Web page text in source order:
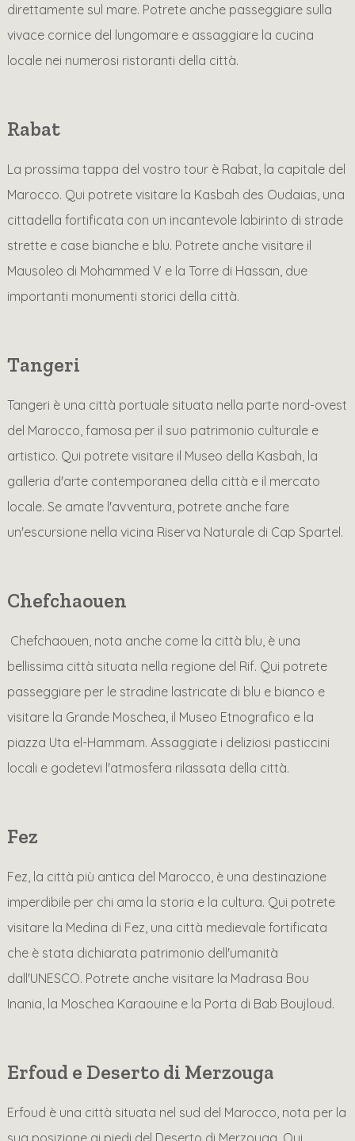
direttamente sul mare. Potrete anche passeggiare sulla
vivace cornice del lungomare e assaggiare la cucina
locale nei numerosi ristoranti della città.
Rabat
La prossima tappa del vostro tour è Rabat, la capitale del
Marocco. Qui potrete visitare la Kasbah des Oudaias, una
cittadella fortificata con un incantevole labirinto di strade
strette e case bianche e blu. Potrete anche visitare il
Mausoleo di Mohammed V e la Torre di Hassan, due
importanti monumenti storici della città.
Tangeri
Tangeri è una città portuale situata nella parte nord-ovest
del Marocco, famosa per il suo patrimonio culturale e
artistico. Qui potrete visitare il Museo della Kasbah, la
galleria d'arte contemporanea della città e il mercato
locale. Se amate l'avventura, potrete anche fare
un'escursione nella vicina Riserva Naturale di Cap Spartel.
Chefchaouen
Chefchaouen, nota anche come la città blu, è una
bellissima città situata nella regione del Rif. Qui potrete
passeggiare per le stradine lastricate di blu e bianco e
visitare la Grande Moschea, il Museo Etnografico e la
piazza Uta el-Hammam. Assaggiate i deliziosi pasticcini
locali e godetevi l'atmosfera rilassata della città.
Fez
Fez, la città più antica del Marocco, è una destinazione
imperdibile per chi ama la storia e la cultura. Qui potrete
visitare la Medina di Fez, una città medievale fortificata
che è stata dichiarata patrimonio dell'umanità
dall'UNESCO. Potrete anche visitare la Madrasa Bou
Inania, la Moschea Karaouine e la Porta di Bab Boujloud.
Erfoud e Deserto di Merzouga
Erfoud è una città situata nel sud del Marocco, nota per la
sua posizione ai piedi del Deserto di Merzouga. Qui